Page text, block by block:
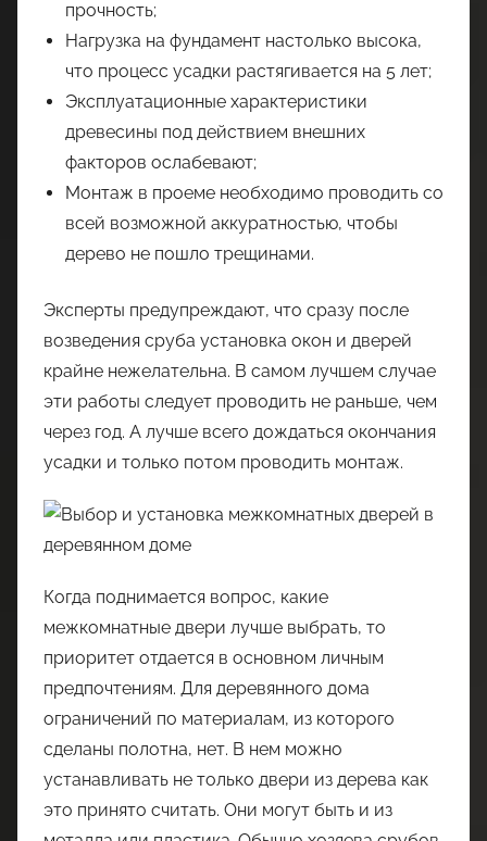
прочность;
Нагрузка на фундамент настолько высока,
что процесс усадки растягивается на 5 лет;
Эксплуатационные характеристики
древесины под действием внешних
факторов ослабевают;
Монтаж в проеме необходимо проводить со
всей возможной аккуратностью, чтобы
дерево не пошло трещинами.
Эксперты предупреждают, что сразу после
возведения сруба установка окон и дверей
крайне нежелательна. В самом лучшем случае
эти работы следует проводить не раньше, чем
через год. А лучше всего дождаться окончания
усадки и только потом проводить монтаж.
Когда поднимается вопрос, какие
межкомнатные двери лучше выбрать, то
приоритет отдается в основном личным
предпочтениям. Для деревянного дома
ограничений по материалам, из которого
сделаны полотна, нет. В нем можно
устанавливать не только двери из дерева как
это принято считать. Они могут быть и из